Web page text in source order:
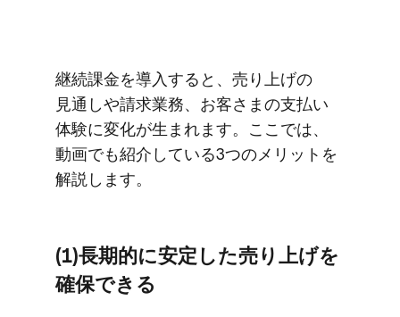
継続課金を​導入すると、​売り上げの​
見通しや​請求業務、​お客さまの​支払い​
体験に​変化が​生まれます。​ここでは、​
動画でも​紹介している​3つの​メリットを​
解説します。
(1)長期的に​安定した​売り上げを​
確保できる